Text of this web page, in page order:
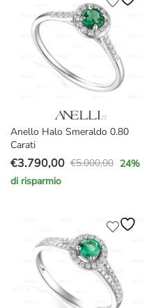
€4.200,00.
€2.999,00.
Anello Halo Smeraldo 0.80
Carati
€5.000,00
Il
prezzo
€5.000,00.
€3.790,00
Il
prezzo
€3.790,00.
24%
di risparmio